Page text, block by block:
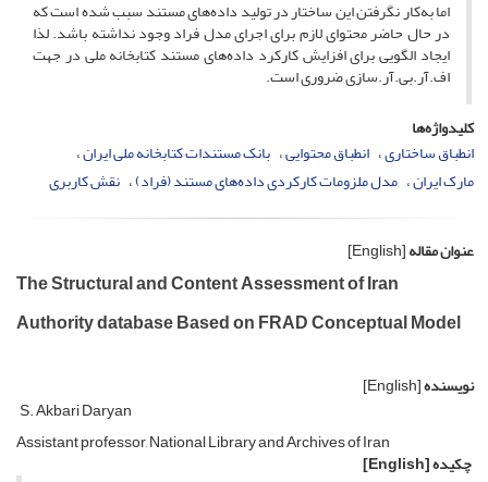
اما به‌کار نگرفتن این ساختار در تولید داده‌های مستند سبب شده است که
در حال حاضر محتوای لازم برای اجرای مدل فراد وجود نداشته باشد. لذا
ایجاد الگویی برای افزایش کارکرد داده‌های مستند کتابخانه ملی در جهت
اف.آر.بی.آر.‌سازی ضروری است.
کلیدواژه‌ها
انطباق ساختاری انطباق محتوایی بانک مستندات کتابخانه ملی ایران
مارک ایران مدل ملزومات کارکردی داده‌های مستند (فراد) نقش کاربری
عنوان مقاله[English]
The Structural and Content Assessment of Iran
Authority database Based on FRAD Conceptual Model
نویسنده[English]
S. Akbari Daryan
Assistant professor, National Library and Archives of Iran
چکیده[English]